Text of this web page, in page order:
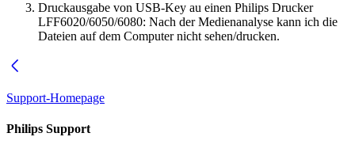
Druckausgabe von USB-Key au einen Philips Drucker
LFF6020/6050/6080: Nach der Medienanalyse kann ich die
Dateien auf dem Computer nicht sehen/drucken.
Support-Homepage
Philips Support